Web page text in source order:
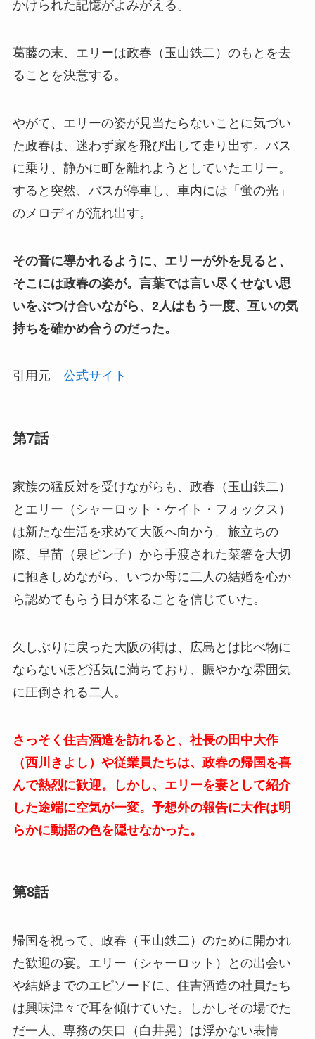
かけられた記憶がよみがえる。
葛藤の末、エリーは政春（玉山鉄二）のもとを去
ることを決意する。
やがて、エリーの姿が見当たらないことに気づい
た政春は、迷わず家を飛び出して走り出す。バス
に乗り、静かに町を離れようとしていたエリー。
すると突然、バスが停車し、車内には「蛍の光」
のメロディが流れ出す。
その音に導かれるように、エリーが外を見ると、
そこには政春の姿が。言葉では言い尽くせない思
いをぶつけ合いながら、2人はもう一度、互いの気
持ちを確かめ合うのだった。
引用元 公式サイト
第7話
家族の猛反対を受けながらも、政春（玉山鉄二）
とエリー（シャーロット・ケイト・フォックス）
は新たな生活を求めて大阪へ向かう。旅立ちの
際、早苗（泉ピン子）から手渡された菜箸を大切
に抱きしめながら、いつか母に二人の結婚を心か
ら認めてもらう日が来ることを信じていた。
久しぶりに戻った大阪の街は、広島とは比べ物に
ならないほど活気に満ちており、賑やかな雰囲気
に圧倒される二人。
さっそく住吉酒造を訪れると、社長の田中大作
（西川きよし）や従業員たちは、政春の帰国を喜
んで熱烈に歓迎。しかし、エリーを妻として紹介
した途端に空気が一変。予想外の報告に大作は明
らかに動揺の色を隠せなかった。
第8話
帰国を祝って、政春（玉山鉄二）のために開かれ
た歓迎の宴。エリー（シャーロット）との出会い
や結婚までのエピソードに、住吉酒造の社員たち
は興味津々で耳を傾けていた。しかしその場でた
だ一人、専務の矢口（白井晃）は浮かない表情